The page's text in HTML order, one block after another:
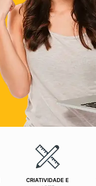
CRIATIVIDADE E